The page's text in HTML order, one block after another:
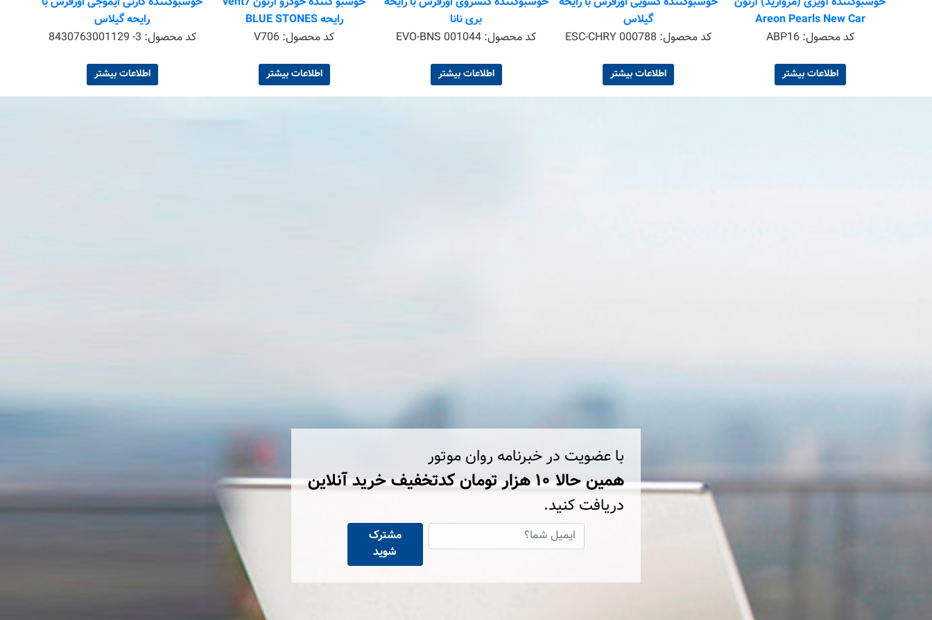
Areon Pearls New Car
کد محصول:ABP16
اطلاعات بیشتر
گیلاس
کد محصول: ESC-CHRY 000788
اطلاعات بیشتر
بری نانا
کد محصول: EVO-BNS 001044
اطلاعات بیشتر
رایحه BLUE STONES
کد محصول: V706
اطلاعات بیشتر
رایحه گیلاس
کد محصول: 8430763001129 -3
اطلاعات بیشتر
با عضویت در خبرنامه روان موتور
همین حالا ۱۰ هزار تومان کد‌تخفیف خرید آنلاین
دریافت کنید.
مشترک
شوید